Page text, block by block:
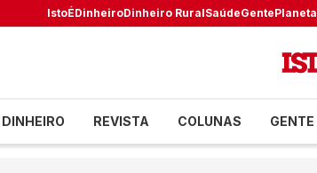
IstoÉDinheiroDinheiro RuralSaúdeGentePlaneta
DINHEIRO REVISTA COLUNAS GENTE